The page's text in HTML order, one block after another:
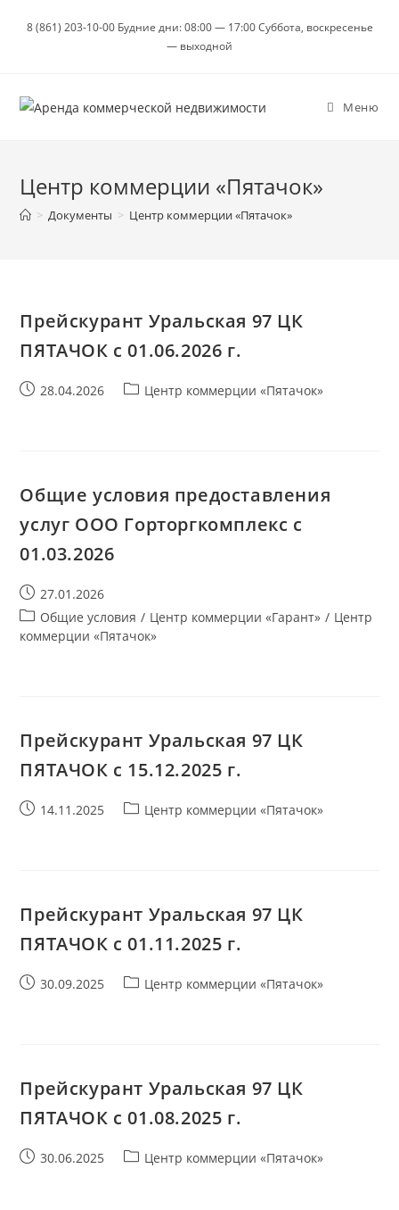
8 (861) 203-10-00 Будние дни: 08:00 — 17:00 Суббота, воскресенье
— выходной
Меню
Центр коммерции «Пятачок»
> Документы > Центр коммерции «Пятачок»
Прейскурант Уральская 97 ЦК
ПЯТАЧОК с 01.06.2026 г.
Запись28.04.2026
Рубрика
Центр коммерции «Пятачок»
Общие условия предоставления
услуг ООО Горторгкомплекс с
01.03.2026
Запись
опубликована:
27.01.2026
Рубрика
записи:
Общие условия / Центр коммерции «Гарант» / Центр
коммерции «Пятачок»
Прейскурант Уральская 97 ЦК
ПЯТАЧОК с 15.12.2025 г.
Запись14.11.2025
Рубрика
Центр коммерции «Пятачок»
Прейскурант Уральская 97 ЦК
ПЯТАЧОК с 01.11.2025 г.
Запись30.09.2025
Рубрика
Центр коммерции «Пятачок»
Прейскурант Уральская 97 ЦК
ПЯТАЧОК с 01.08.2025 г.
Запись30.06.2025
Рубрика
Центр коммерции «Пятачок»